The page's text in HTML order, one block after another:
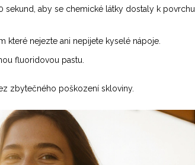
sekund, aby se chemické látky dostaly k povrchu
které nejezte ani nepijete kyselé nápoje.
fluoridovou pastu.
zbytečného poškození skloviny.